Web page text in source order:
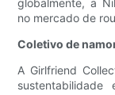
globalmente, a
no mercado de
Coletivo de
A Girlfriend